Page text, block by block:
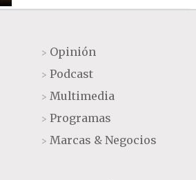
> Opinión
> Podcast
> Multimedia
> Programas
> Marcas & Negocios